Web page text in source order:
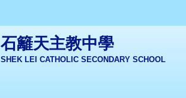
石籬天主教中學
SHEK LEI CATHOLIC SECONDARY SCHOOL